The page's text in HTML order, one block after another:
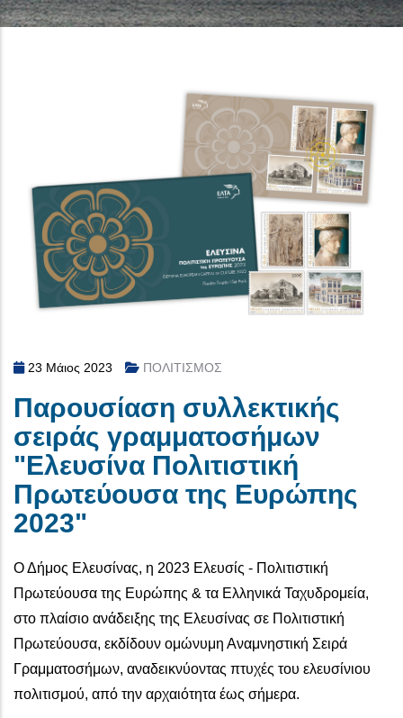
23 Μάιος 2023 ΠΟΛΙΤΙΣΜΟΣ
Παρουσίαση συλλεκτικής
σειράς γραμματοσήμων
"Ελευσίνα Πολιτιστική
Πρωτεύουσα της Ευρώπης
2023"
Ο Δήμος Ελευσίνας, η 2023 Ελευσίς - Πολιτιστική
Πρωτεύουσα της Ευρώπης & τα Ελληνικά Ταχυδρομεία,
στο πλαίσιο ανάδειξης της Ελευσίνας σε Πολιτιστική
Πρωτεύουσα, εκδίδουν ομώνυμη Αναμνηστική Σειρά
Γραμματοσήμων, αναδεικνύοντας πτυχές του ελευσίνιου
πολιτισμού, από την αρχαιότητα έως σήμερα.